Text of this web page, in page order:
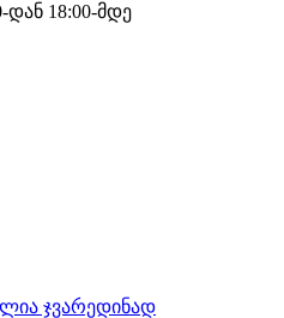
დან 18:00-მდე
ჯვარედინად